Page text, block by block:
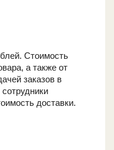
Стоимость
а также от
заказов в
доставки.